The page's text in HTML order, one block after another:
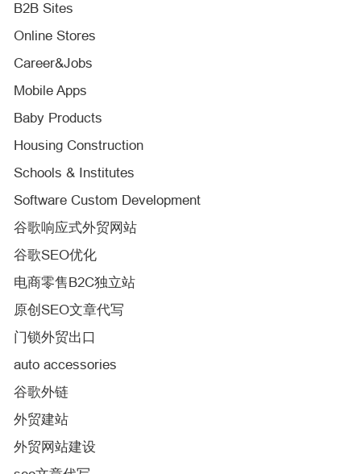
B2B Sites
Online Stores
Career&Jobs
Mobile Apps
Baby Products
Housing Construction
Schools & Institutes
Software Custom Development
谷歌响应式外贸网站
谷歌SEO优化
电商零售B2C独立站
原创SEO文章代写
门锁外贸出口
auto accessories
谷歌外链
外贸建站
外贸网站建设